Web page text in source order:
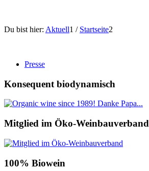
Du bist hier: Aktuell1 / Startseite2
Presse
Konsequent biodynamisch
Mitglied im Öko-Weinbauverband
100% Biowein